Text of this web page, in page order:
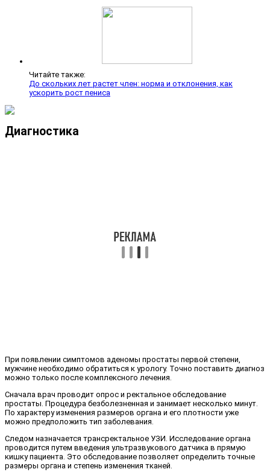
Читайте также:
До скольких лет растет член: норма и отклонения, как
ускорить рост пениса
Диагностика
При появлении симптомов аденомы простаты первой степени,
мужчине необходимо обратиться к урологу. Точно поставить диагноз
можно только после комплексного лечения.
Сначала врач проводит опрос и ректальное обследование
простаты. Процедура безболезненная и занимает несколько минут.
По характеру изменения размеров органа и его плотности уже
можно предположить тип заболевания.
Следом назначается трансректальное УЗИ. Исследование органа
проводится путем введения ультразвукового датчика в прямую
кишку пациента. Это обследование позволяет определить точные
размеры органа и степень изменения тканей.